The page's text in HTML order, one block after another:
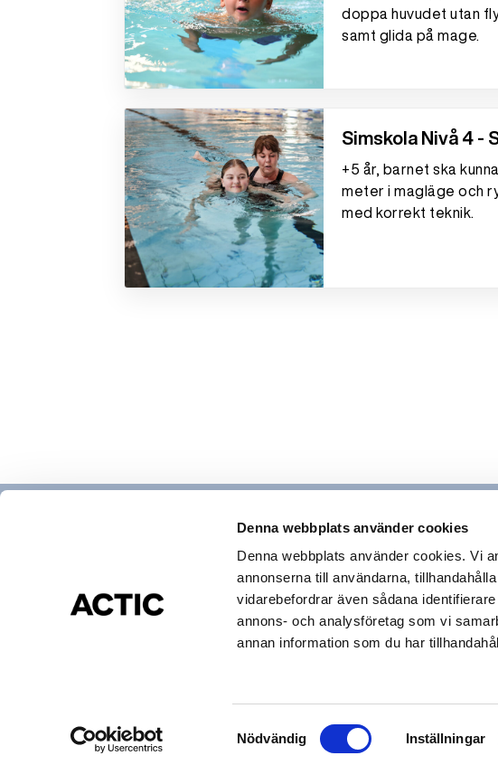
Denna webbplats använder cookies
Denna webbplats använder cookies. Vi
annonserna till användarna,
vidarebefordrar även sådana
annons- och analysföretag som vi
annan information som du har
Samtyckesval
Nödvändig Inställningar
doppa huvudet utan
samt glida på mage.
Simskola Nivå 4 -
+5 år, barnet ska
meter i magläge och
med korrekt teknik.
Hitta gym & bad
Actic app
Medlemsservice
Cookies och Personuppgifter
Drottning Kristinas Esplanad 2, 170 67 Solna